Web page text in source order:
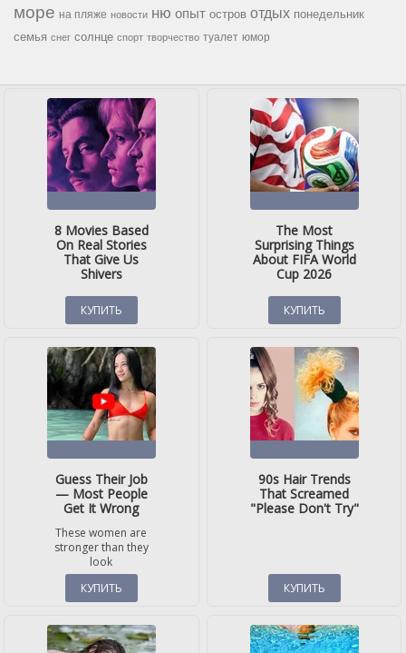
море на пляже новости ню опыт остров отдых понедельник
семья снег солнце спорт творчество туалет юмор